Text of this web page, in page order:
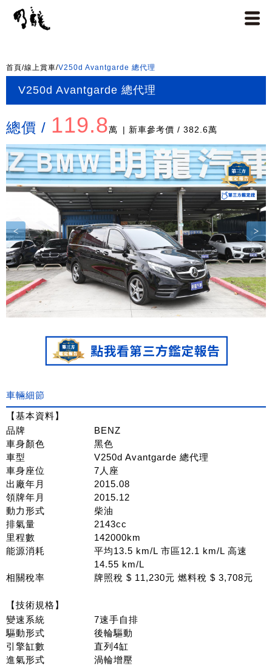
首頁/線上賞車/V250d Avantgarde 總代理
V250d Avantgarde 總代理
總價 / 119.8萬 | 新車參考價 / 382.6萬
車輛細節
【基本資料】
品牌
BENZ
車身顏色
黑色
車型
V250d Avantgarde 總代理
車身座位
7人座
出廠年月
2015.08
領牌年月
2015.12
動力形式
柴油
排氣量
2143cc
里程數
142000km
能源消耗
平均13.5 km/L 市區12.1 km/L 高速
14.55 km/L
相關稅率
牌照稅 $ 11,230元 燃料稅 $ 3,708元
【技術規格】
變速系統
7速手自排
驅動形式
後輪驅動
引擎缸數
直列4缸
進氣形式
渦輪增壓